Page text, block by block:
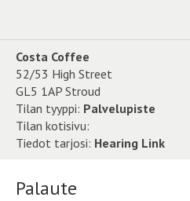
Costa Coffee
52/53 High Street
GL5 1AP Stroud
Tilan tyyppi: Palvelupiste
Tilan kotisivu:
Tiedot tarjosi: Hearing Link
Palaute